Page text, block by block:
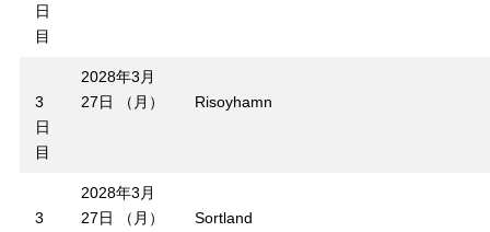
日
目
3
日
目
2028年3月
27日 （月）
Risoyhamn
3
2028年3月
27日 （月）
Sortland